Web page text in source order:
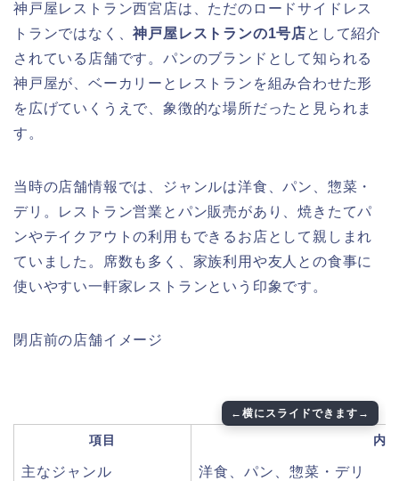
神戸屋レストラン西宮店は、ただのロードサイドレス
トランではなく、神戸屋レストランの1号店として紹介
されている店舗です。パンのブランドとして知られる
神戸屋が、ベーカリーとレストランを組み合わせた形
を広げていくうえで、象徴的な場所だったと見られま
す。
当時の店舗情報では、ジャンルは洋食、パン、惣菜・
デリ。レストラン営業とパン販売があり、焼きたてパ
ンやテイクアウトの利用もできるお店として親しまれ
ていました。席数も多く、家族利用や友人との食事に
使いやすい一軒家レストランという印象です。
閉店前の店舗イメージ
項目 内容
主なジャンル 洋食、パン、惣菜・デリ